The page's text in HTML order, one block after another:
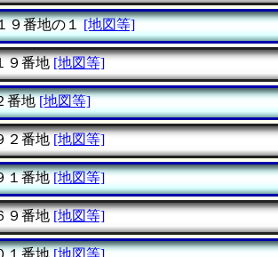
９番地の１ [地図等]
９番地 [地図等]
番地 [地図等]
２番地 [地図等]
１番地 [地図等]
９番地 [地図等]
１番地 [地図等]